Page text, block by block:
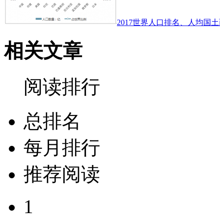
2017世界人口排名、人均国
相关文章
阅读排行
总排名
每月排行
推荐阅读
1